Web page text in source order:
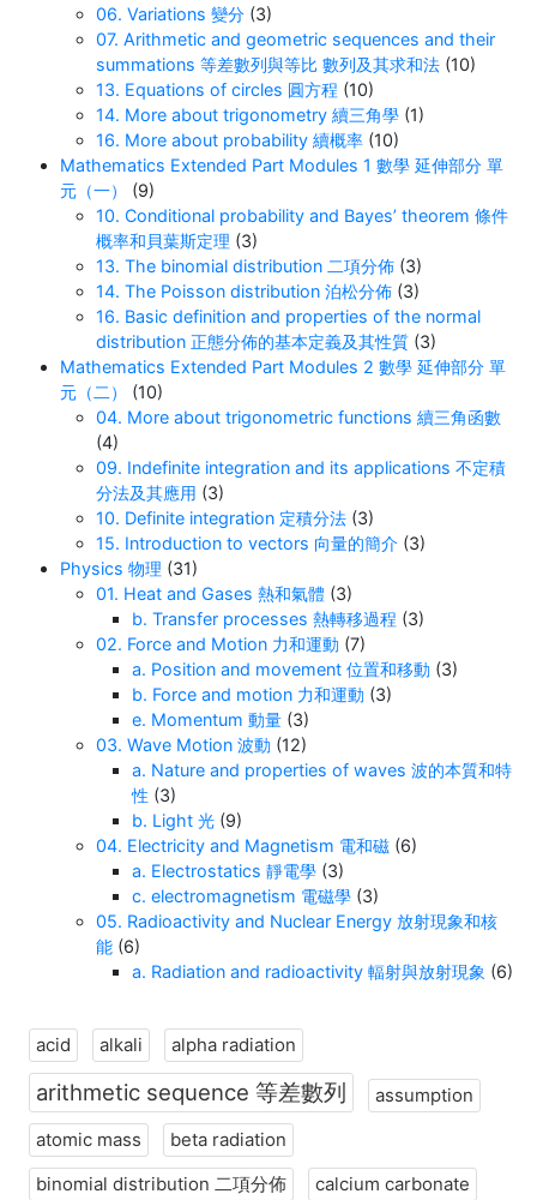
06. Variations 變分 (3)
07. Arithmetic and geometric sequences and their
summations 等差數列與等比 數列及其求和法 (10)
13. Equations of circles 圓方程 (10)
14. More about trigonometry 續三角學 (1)
16. More about probability 續概率 (10)
Mathematics Extended Part Modules 1 數學 延伸部分 單
元（一）
(9)
10. Conditional probability and Bayes’ theorem 條件
概率和貝葉斯定理 (3)
13. The binomial distribution 二項分佈 (3)
14. The Poisson distribution 泊松分佈 (3)
16. Basic definition and properties of the normal
distribution 正態分佈的基本定義及其性質 (3)
Mathematics Extended Part Modules 2 數學 延伸部分 單
元（二）
(10)
04. More about trigonometric functions 續三角函數
(4)
09. Indefinite integration and its applications 不定積
分法及其應用 (3)
10. Definite integration 定積分法 (3)
15. Introduction to vectors 向量的簡介 (3)
Physics 物理 (31)
01. Heat and Gases 熱和氣體 (3)
b. Transfer processes 熱轉移過程 (3)
02. Force and Motion 力和運動 (7)
a. Position and movement 位置和移動 (3)
b. Force and motion 力和運動 (3)
e. Momentum 動量 (3)
03. Wave Motion 波動 (12)
a. Nature and properties of waves 波的本質和特
性 (3)
b. Light 光 (9)
04. Electricity and Magnetism 電和磁 (6)
a. Electrostatics 靜電學 (3)
c. electromagnetism 電磁學 (3)
05. Radioactivity and Nuclear Energy 放射現象和核
能 (6)
a. Radiation and radioactivity 輻射與放射現象 (6)
acid alkali alpha radiation
arithmetic sequence 等差數列
assumption
atomic mass
beta radiation
binomial distribution 二項分佈
calcium carbonate